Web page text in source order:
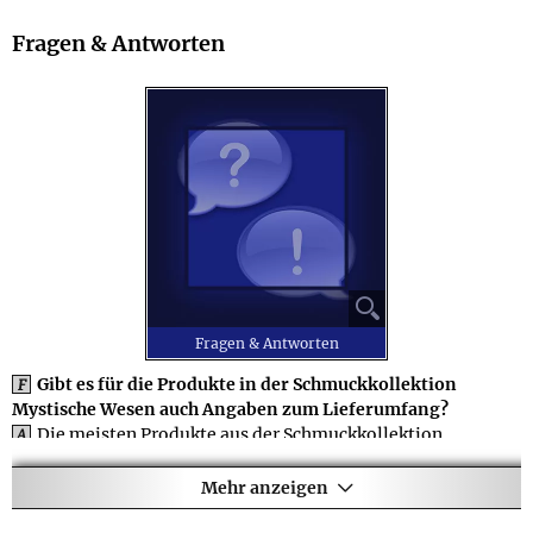
Fragen & Antworten
⚲
Fragen & Antworten
F
Gibt es für die Produkte in der Schmuckkollektion
Mystische Wesen auch Angaben zum Lieferumfang?
A Die meisten Produkte aus der Schmuckkollektion
Mystische Wesen haben einen Lieferumfang, der über das
reine Produkt hinausgeht - bei Schmuckstücken gehört z.B.
praktisch immer eine attraktive Verpackung zum Angebot.
Mehr anzeigen